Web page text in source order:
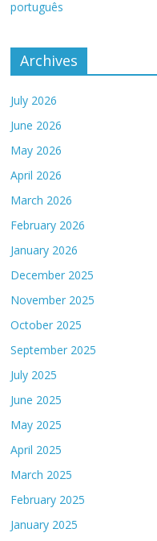
português
Archives
July 2026
June 2026
May 2026
April 2026
March 2026
February 2026
January 2026
December 2025
November 2025
October 2025
September 2025
July 2025
June 2025
May 2025
April 2025
March 2025
February 2025
January 2025